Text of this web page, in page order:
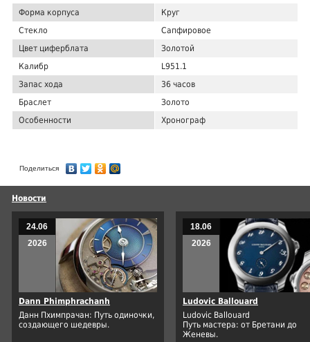
Форма корпуса
Круг
Стекло
Сапфировое
Цвет циферблата
Золотой
Калибр
L951.1
Запас хода
36 часов
Браслет
Золото
Особенности
Хронограф
Поделиться
Новости
24.06
2026
Dann Phimphrachanh
Данн Пхимпрачан: Путь одиночки,
создающего шедевры.
18.06
2026
Ludovic Ballouard
Ludovic Ballouard
Путь мастера: от Бретани до
Женевы.